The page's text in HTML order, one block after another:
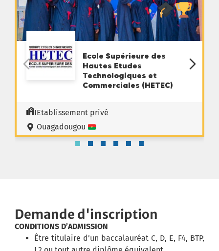
Ecole Supérieure des
Hautes Etudes
Technologiques et
Commerciales (HETEC)
Etablissement privé
Ouagadougou
Demande d'inscription
CONDITIONS D’ADMISSION
Être titulaire d’un baccalauréat C, D, E, F4, BTP,